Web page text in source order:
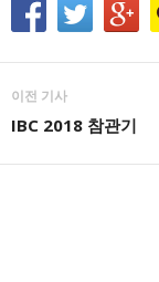
이전 기사
IBC 2018 참관기